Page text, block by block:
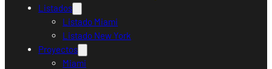
Listados
Listado Miami
Listado New York
Proyectos
Miami